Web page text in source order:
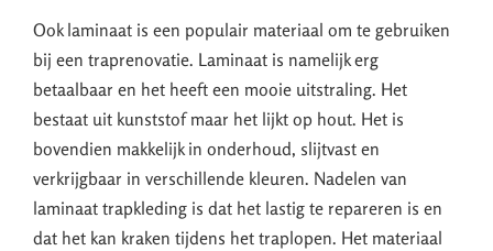
Ook laminaat is een populair materiaal om te gebruiken
bij een traprenovatie. Laminaat is namelijk erg
betaalbaar en het heeft een mooie uitstraling. Het
bestaat uit kunststof maar het lijkt op hout. Het is
bovendien makkelijk in onderhoud, slijtvast en
verkrijgbaar in verschillende kleuren. Nadelen van
laminaat trapkleding is dat het lastig te repareren is en
dat het kan kraken tijdens het traplopen. Het materiaal